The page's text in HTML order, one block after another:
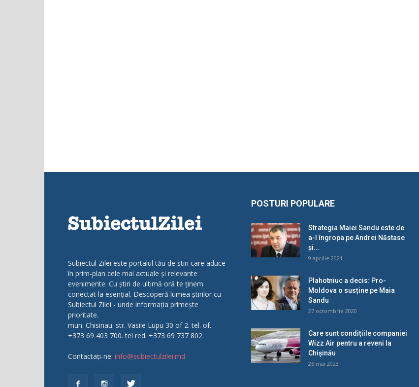
Subiectul Zilei este portalul tău de știri care aduce
în prim-plan cele mai actuale și relevante
evenimente. Cu știri de ultimă oră te ținem
conectat la esențial. Descoperă lumea știrilor cu
Subiectul Zilei - unde informația primește
prioritate.
mun. Chisinau. str. Vasile Lupu 30 of 2. tel. of.
+373 69 403 700. tel red. +373 69 737 802.
Contactați-ne: info@subiectulzilei.md
POSTURI POPULARE
Strategia Maiei Sandu este de
a-l îngropa pe Andrei Năstase
și...
9 aprilie 2021
Plahotniuc a decis: Pro-
Moldova o susține pe Maia
Sandu
27 octombrie 2020
Care sunt condițiile companiei
Wizz Air pentru a reveni la
Chișinău
25 mai 2023